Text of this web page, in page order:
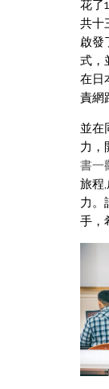
花了
共十
啟發
式，
在日
責網
並在
力，
書一
旅程
力。
手，